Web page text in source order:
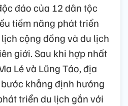
đáo của 12 dân tộc
tiềm năng phát triển
cộng đồng và du lịch
giới. Sau khi hợp nhất
Lé và Lũng Táo, địa
khẳng định hướng
triển du lịch gắn với